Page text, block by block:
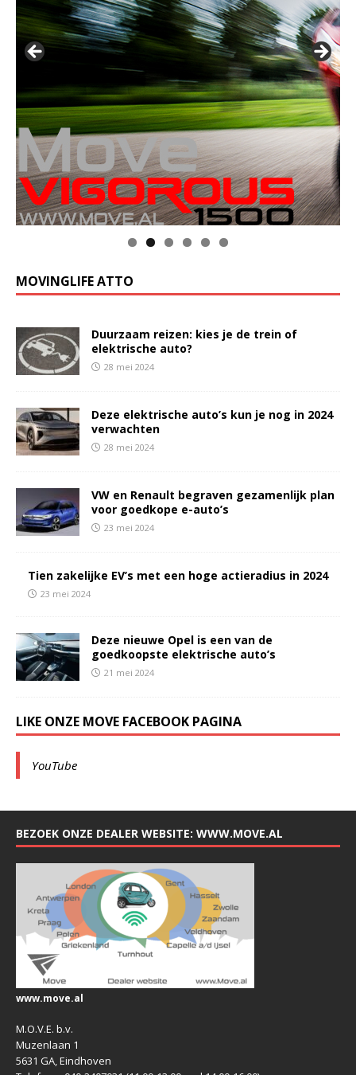
MOVINGLIFE ATTO
Duurzaam reizen: kies je de trein of
elektrische auto?
28 mei 2024
Deze elektrische auto’s kun je nog in 2024
verwachten
28 mei 2024
VW en Renault begraven gezamenlijk plan
voor goedkope e-auto’s
23 mei 2024
Tien zakelijke EV’s met een hoge actieradius in 2024
23 mei 2024
Deze nieuwe Opel is een van de
goedkoopste elektrische auto’s
21 mei 2024
LIKE ONZE MOVE FACEBOOK PAGINA
YouTube
BEZOEK ONZE DEALER WEBSITE: WWW.MOVE.AL
www.move.al
M.O.V.E. b.v.
Muzenlaan 1
5631 GA, Eindhoven